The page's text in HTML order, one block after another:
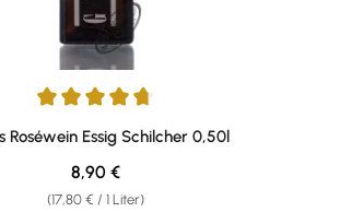
Bewertung von 4.64 von 5 Sternen
Roséwein Essig Schilcher 0,50l
(17,80 € / 1 Liter)
Regulärer Preis:
8,90 €